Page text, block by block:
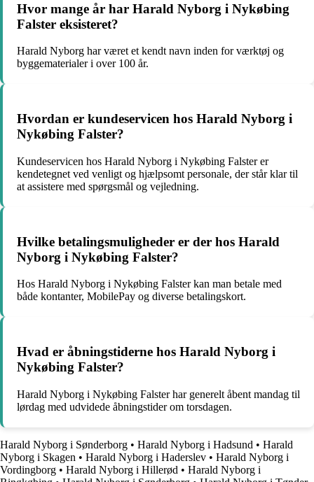
Hvor mange år har Harald Nyborg i Nykøbing
Falster eksisteret?
Harald Nyborg har været et kendt navn inden for værktøj og
byggematerialer i over 100 år.
Hvordan er kundeservicen hos Harald Nyborg i
Nykøbing Falster?
Kundeservicen hos Harald Nyborg i Nykøbing Falster er
kendetegnet ved venligt og hjælpsomt personale, der står klar til
at assistere med spørgsmål og vejledning.
Hvilke betalingsmuligheder er der hos Harald
Nyborg i Nykøbing Falster?
Hos Harald Nyborg i Nykøbing Falster kan man betale med
både kontanter, MobilePay og diverse betalingskort.
Hvad er åbningstiderne hos Harald Nyborg i
Nykøbing Falster?
Harald Nyborg i Nykøbing Falster har generelt åbent mandag til
lørdag med udvidede åbningstider om torsdagen.
Harald Nyborg i Sønderborg • Harald Nyborg i Hadsund • Harald
Nyborg i Skagen • Harald Nyborg i Haderslev • Harald Nyborg i
Vordingborg • Harald Nyborg i Hillerød • Harald Nyborg i